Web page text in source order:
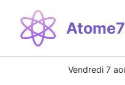
contenu
Vendredi 7